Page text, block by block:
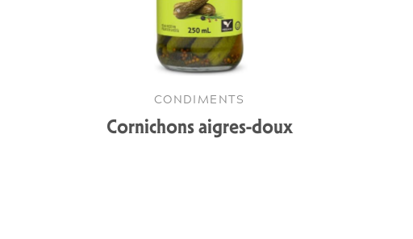
CONDIMENTS
Cornichons aigres-doux